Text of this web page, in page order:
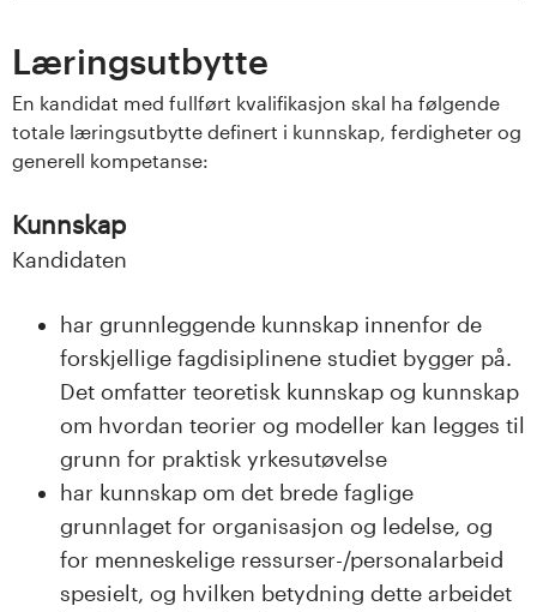
Læringsutbytte
En kandidat med fullført kvalifikasjon skal ha følgende
totale læringsutbytte definert i kunnskap, ferdigheter og
generell kompetanse:
Kunnskap
Kandidaten
har grunnleggende kunnskap innenfor de
forskjellige fagdisiplinene studiet bygger på.
Det omfatter teoretisk kunnskap og kunnskap
om hvordan teorier og modeller kan legges til
grunn for praktisk yrkesutøvelse
har kunnskap om det brede faglige
grunnlaget for organisasjon og ledelse, og
for menneskelige ressurser-/personalarbeid
spesielt, og hvilken betydning dette arbeidet